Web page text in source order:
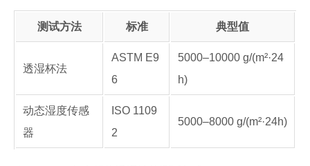
测试方法 标准 典型值
透湿杯法
ASTM E9
6
5000–10000 g/(m²·24
h)
动态湿度传感
器
ISO 1109
2
5000–8000 g/(m²·24h)